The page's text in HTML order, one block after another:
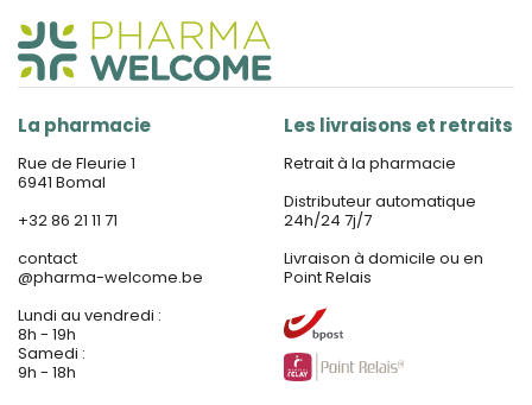
La pharmacie
Rue de Fleurie 1
6941 Bomal
+32 86 21 11 71
contact
@pharma-welcome.be
Lundi au vendredi :
8h - 19h
Samedi :
9h - 18h
Les livraisons et retraits
Retrait à la pharmacie
Distributeur automatique
24h/24 7j/7
Livraison à domicile ou en
Point Relais